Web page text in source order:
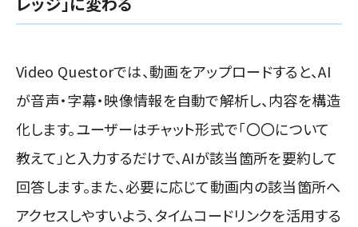
Video Questorでは、動画をアップロードすると、AI
が音声・字幕・映像情報を自動で解析し、内容を構造
化します。ユーザーはチャット形式で「〇〇について
教えて」と入力するだけで、AIが該当箇所を要約して
回答します。また、必要に応じて動画内の該当箇所へ
アクセスしやすいよう、タイムコードリンクを活用する